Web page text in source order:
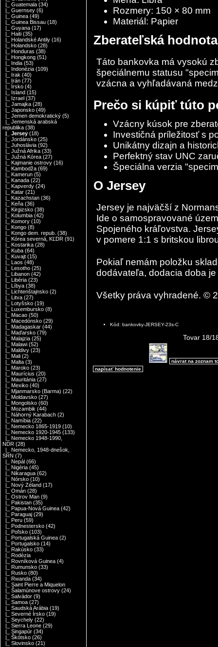
|_ Guatemala (34)
|_ Guernsey (6)
|_ Guinea (49)
|_ Guinea Bissau (18)
|_ Guyana (17)
|_ Haiti (35)
|_ Holandské Antily (16)
|_ Holandsko (28)
|_ Honduras (38)
|_ Hongkong (51)
|_ India (53)
|_ Indonézia (109)
|_ Irak (40)
|_ Irán (77)
|_ Írsko (4)
|_ Island (15)
|_ Izrael (37)
|_ Jamajka (28)
|_ Japonsko (49)
|_ Jemen demokratický (5)
|_ Jemenská arabská
republika (38)
|_ Jersey (18)
|_ Jordánsko (25)
|_ Juhoslávia (92)
|_ Južná Afrika (33)
|_ Južná Kórea (27)
|_ Kajmanie ostrovy (16)
|_ Kambodža (69)
|_ Kamerun (5)
|_ Kanada (22)
|_ Kapverdy (24)
|_ Katar (21)
|_ Kazachstan (36)
|_ Keňa (36)
|_ Kirgizsko (38)
|_ Kolumbia (42)
|_ Komory (10)
|_ Kongo (8)
|_ Kongo dem. repub. (38)
|_ Kórea severná, KĽDR (91)
|_ Kostarika (28)
|_ Kuba (64)
|_ Kuvajt (15)
|_ Laos (48)
|_ Lesotho (25)
|_ Libanon (42)
|_ Libéria (23)
|_ Líbya (38)
|_ Lichtenštajnsko (2)
|_ Litva (27)
|_ Lotyšsko (19)
|_ Luxembursko (8)
|_ Macao (50)
|_ Macedónsko (29)
|_ Madagaskar (44)
|_ Maďarsko (79)
|_ Malajzia (25)
|_ Malawi (52)
|_ Maldivy (23)
|_ Mali (2)
|_ Malta (3)
|_ Maroko (23)
|_ Maurícius (20)
|_ Mauritánia (27)
|_ Mexiko (40)
|_ Mjanmarsko (Barma) (22)
|_ Moldavsko (27)
|_ Mongolsko (60)
|_ Mozambik (44)
|_ Náhorný Karabach (2)
|_ Namíbia (22)
|_ Nemecko 1865-1919 (10)
|_ Nemecko 1920-1945 (133)
|_ Nemecko 1948-1990,
NDR (28)
|_ Nemecko, 1948-dnešok,
SRN (7)
|_ Nepál (66)
|_ Nigéria (45)
|_ Nikaragua (62)
|_ Nórsko (10)
|_ Nový Zéland (17)
|_ Omán (28)
|_ Ostrov Man (9)
|_ Pakistan (35)
|_ Papua-Nová Guinea (42)
|_ Paraguaj (29)
|_ Peru (59)
|_ Podnestersko (42)
|_ Poľsko (103)
|_ Portugalská Guinea (2)
|_ Portugalsko (14)
|_ Rakúsko (33)
|_ Rodézia
|_ Rovníková Guinea (4)
|_ Rumunsko (33)
|_ Rusko (80)
|_ Rwanda (34)
|_ Saint Pierre a Miquelon
|_ Šalamúnove ostrovy (24)
|_ Salvádor (9)
|_ Samoa (27)
|_ Saudská Arábia (19)
|_ Severné Írsko (19)
|_ Seychely (22)
|_ Sierra Leone (29)
|_ Singapúr (34)
|_ Škótsko (26)
|_ Slovinsko (21)
Rozmery: 150 × 80 mm
Materiál: Papier
Zberateľská hodnota
Táto bankovka má vysokú
špeciálnemu statusu
vzácna a vyhľadávaná
Prečo si kúpiť túto
Vzácny kúsok pre
Investičná príležitosť s
Unikátny dizajn a
Perfektný stav UNC
Špeciálna verzia
O Jersey
Jersey je najväčší z
Ide o samospravované
Spojeného kráľovstva.
v pomere 1:1 s britskou
Pokiaľ nemám položku
dodávateľa, dodacia doba
Všetky práva vyhradené. ©
Kód: bankovky-JERSEY-23s-C
Tovar 18/
návrat na zoznam
napísať hodnotenie